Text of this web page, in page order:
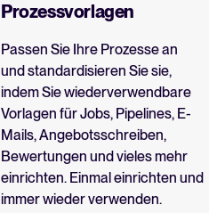
Prozessvorlagen
Passen Sie Ihre Prozesse an
und standardisieren Sie sie,
indem Sie wiederverwendbare
Vorlagen für Jobs, Pipelines, E-
Mails, Angebotsschreiben,
Bewertungen und vieles mehr
einrichten. Einmal einrichten und
immer wieder verwenden.